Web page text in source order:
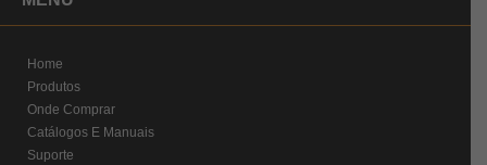
Home
Produtos
Onde Comprar
Catálogos E Manuais
Suporte